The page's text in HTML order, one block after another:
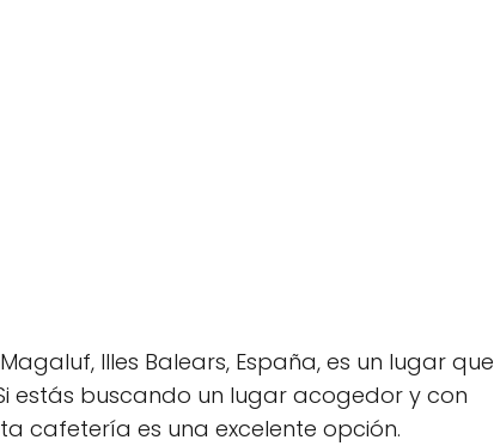
Illes Balears, España, es un lugar que
estás buscando un lugar acogedor y con
cafetería es una excelente opción.